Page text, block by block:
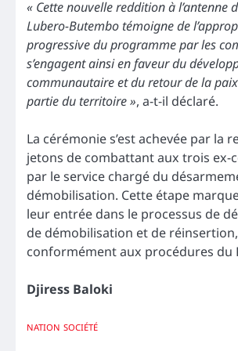
« Cette nouvelle reddition à l’antenne
Lubero-Butembo témoigne de
progressive du programme par les
s’engagent ainsi en faveur du
communautaire et du retour de la
partie du territoire », a-t-il déclaré.
La cérémonie s’est achevée par la
jetons de combattant aux trois ex-
par le service chargé du
démobilisation. Cette étape
leur entrée dans le processus de
de démobilisation et de réinsertion,
conformément aux procédures du
Djiress Baloki
NATION SOCIÉTÉ